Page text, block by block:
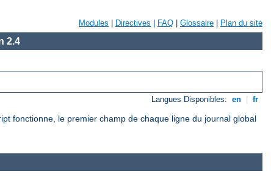
Modules Directives FAQ Glossaire Plan du site
2.4
Langues Disponibles: en fr
fonctionne, le premier champ de chaque ligne du journal global